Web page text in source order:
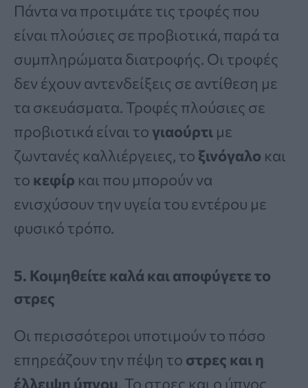
Πάντα να προτιμάτε τις τροφές που
είναι πλούσιες σε προβιοτικά, παρά τα
συμπληρώματα διατροφής. Οι τροφές
δεν έχουν αντενδείξεις σε αντίθεση με
τα σκευάσματα. Τροφές πλούσιες σε
προβιοτικά είναι τογιαούρτι με
ζωντανές καλλιέργειες, το ξινόγαλο και
το κεφίρ και που μπορούν να
ενισχύσουν την υγεία του εντέρου με
φυσικό τρόπο.
5. Κοιμηθείτε καλά και αποφύγετε το
στρες
Οι περισσότεροι υποτιμούν το πόσο
επηρεάζουν την πέψη το στρες και η
έλλειψη ύπνου. Το στρες και ο ύπνος